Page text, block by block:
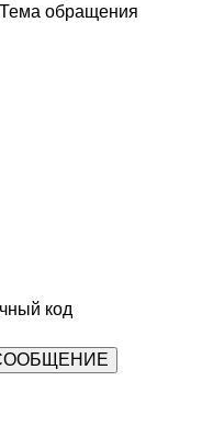
Тема обращения
код